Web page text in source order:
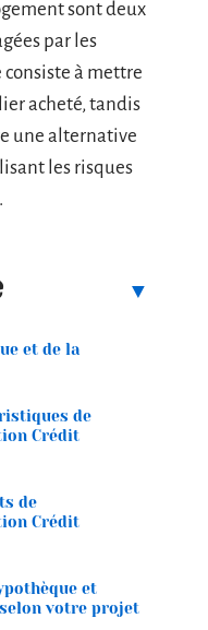
sont deux
par les
à mettre
acheté, tandis
une alternative
les risques
et de la
de
Crédit
de
Crédit
et
votre projet